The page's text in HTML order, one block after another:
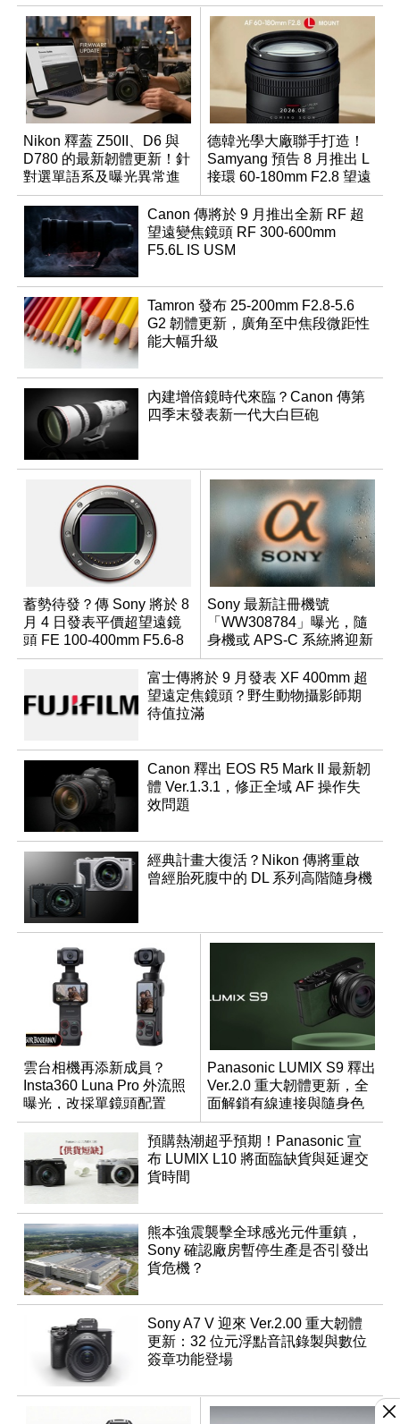
Nikon 釋蓋 Z50II、D6 與
D780 的最新韌體更新！針
對選單語系及曝光異常進
行修復
德韓光學大廠聯手打造！
Samyang 預告 8 月推出 L
接環 60-180mm F2.8 望遠
變焦鏡
Canon 傳將於 9 月推出全新 RF 超
望遠變焦鏡頭 RF 300-600mm
F5.6L IS USM
Tamron 發布 25-200mm F2.8-5.6
G2 韌體更新，廣角至中焦段微距性
能大幅升級
內建增倍鏡時代來臨？Canon 傳第
四季末發表新一代大白巨砲
蓄勢待發？傳 Sony 將於 8
月 4 日發表平價超望遠鏡
頭 FE 100-400mm F5.6-8
Sony 最新註冊機號
「WW308784」曝光，隨
身機或 APS-C 系統將迎新
成員？
富士傳將於 9 月發表 XF 400mm 超
望遠定焦鏡頭？野生動物攝影師期
待值拉滿
Canon 釋出 EOS R5 Mark II 最新韌
體 Ver.1.3.1，修正全域 AF 操作失
效問題
經典計畫大復活？Nikon 傳將重啟
曾經胎死腹中的 DL 系列高階隨身機
雲台相機再添新成員？
Insta360 Luna Pro 外流照
曝光，改採單鏡頭配置
Panasonic LUMIX S9 釋出
Ver.2.0 重大韌體更新，全
面解鎖有線連接與隨身色
調編輯
預購熱潮超乎預期！Panasonic 宣
布 LUMIX L10 將面臨缺貨與延遲交
貨時間
熊本強震襲擊全球感光元件重鎮，
Sony 確認廠房暫停生產是否引發出
貨危機？
Sony A7 V 迎來 Ver.2.00 重大韌體
更新：32 位元浮點音訊錄製與數位
簽章功能登場